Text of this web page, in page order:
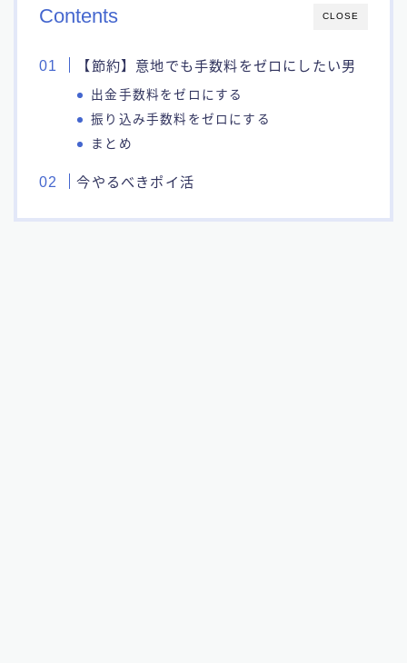
CLOSE
Contents
【節約】意地でも手数料をゼロにしたい男
出金手数料をゼロにする
振り込み手数料をゼロにする
まとめ
今やるべきポイ活